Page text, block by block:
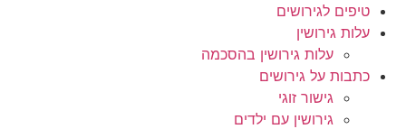
טיפים לגירושים
עלות גירושין
עלות גירושין בהסכמה
כתבות על גירושים
גישור זוגי
גירושין עם ילדים